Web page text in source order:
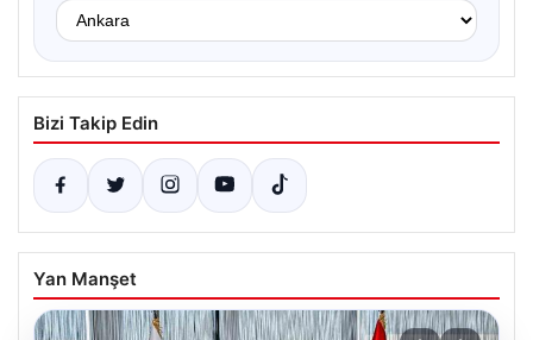
Bizi Takip Edin
Yan Manşet